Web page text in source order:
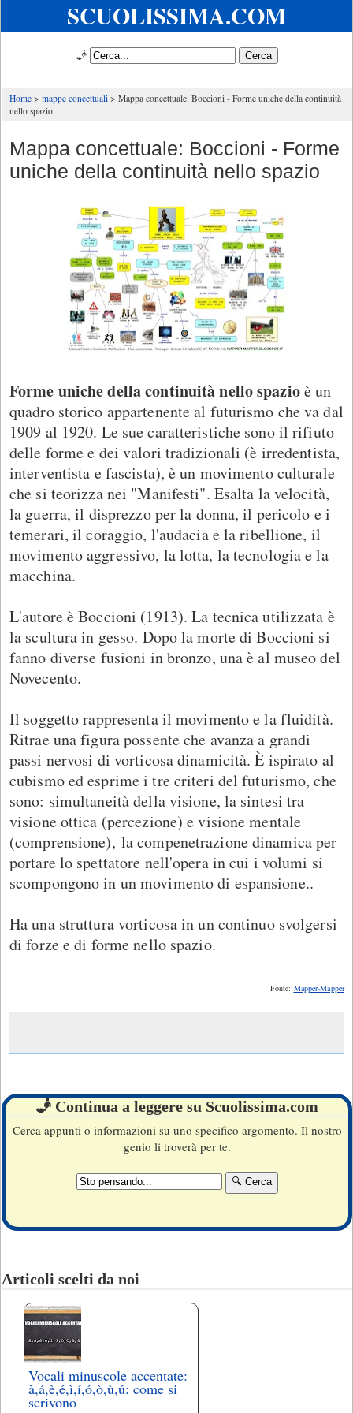
SCUOLISSIMA.COM
🧞
Home mappe concettuali
Mappa concettuale: Boccioni - Forme uniche della continuità
nello spazio
Mappa concettuale: Boccioni - Forme
uniche della continuità nello spazio
Forme uniche della continuità nello spazioè un
quadro storico appartenente al futurismo che va dal
1909 al 1920. Le sue caratteristiche sono il rifiuto
delle forme e dei valori tradizionali (è irredentista,
interventista e fascista), è un movimento culturale
che si teorizza nei "Manifesti". Esalta la velocità,
la guerra, il disprezzo per la donna, il pericolo e i
temerari, il coraggio, l'audacia e la ribellione, il
movimento aggressivo, la lotta, la tecnologia e la
macchina.
L'autore è Boccioni (1913). La tecnica utilizzata è
la scultura in gesso. Dopo la morte di Boccioni si
fanno diverse fusioni in bronzo, una è al museo del
Novecento.
Il soggetto rappresenta il movimento e la fluidità.
Ritrae una figura possente che avanza a grandi
passi nervosi di vorticosa dinamicità. È ispirato al
cubismo ed esprime i tre criteri del futurismo, che
sono: simultaneità della visione, la sintesi tra
visione ottica (percezione) e visione mentale
(comprensione), la compenetrazione dinamica per
portare lo spettatore nell'opera in cui i volumi si
scompongono in un movimento di espansione..
Ha una struttura vorticosa in un continuo svolgersi
di forze e di forme nello spazio.
Fonte: Mapper-Mapper
🧞 Continua a leggere su Scuolissima.com
Cerca appunti o informazioni su uno specifico argomento. Il nostro
genio li troverà per te.
Articoli scelti da noi
Vocali minuscole accentate:
à,á,è,é,ì,í,ó,ò,ù,ú: come si
scrivono